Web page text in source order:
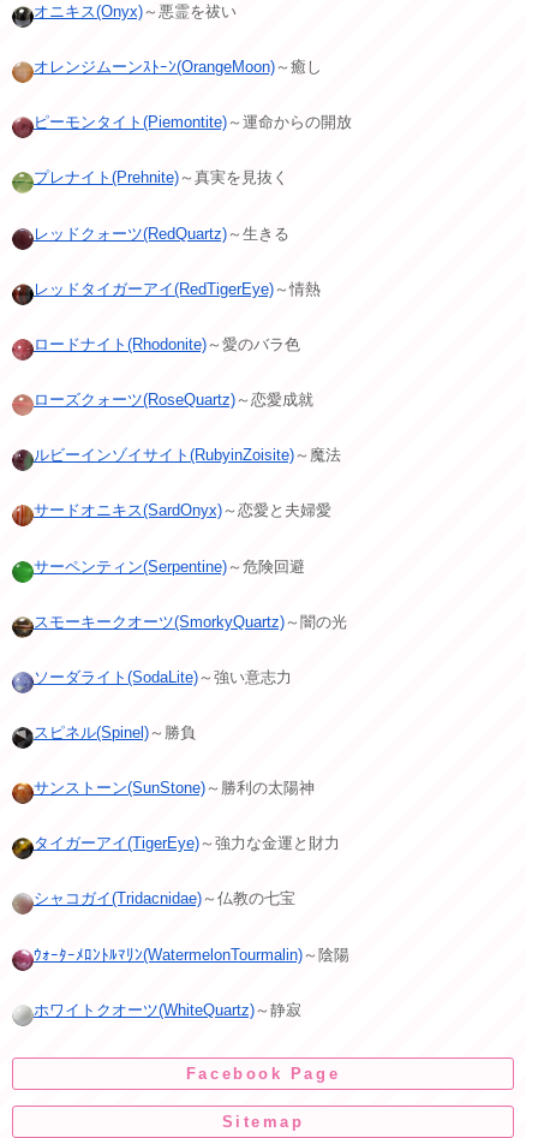
オニキス(Onyx)～悪霊を祓い
オレンジムーンｽﾄｰﾝ(OrangeMoon)～癒し
ピーモンタイト(Piemontite)～運命からの開放
プレナイト(Prehnite)～真実を見抜く
レッドクォーツ(RedQuartz)～生きる
レッドタイガーアイ(RedTigerEye)～情熱
ロードナイト(Rhodonite)～愛のバラ色
ローズクォーツ(RoseQuartz)～恋愛成就
ルビーインゾイサイト(RubyinZoisite)～魔法
サードオニキス(SardOnyx)～恋愛と夫婦愛
サーペンティン(Serpentine)～危険回避
スモーキークオーツ(SmorkyQuartz)～闇の光
ソーダライト(SodaLite)～強い意志力
スピネル(Spinel)～勝負
サンストーン(SunStone)～勝利の太陽神
タイガーアイ(TigerEye)～強力な金運と財力
シャコガイ(Tridacnidae)～仏教の七宝
ｳｫｰﾀｰﾒﾛﾝﾄﾙﾏﾘﾝ(WatermelonTourmalin)～陰陽
ホワイトクオーツ(WhiteQuartz)～静寂
Facebook Page
Sitemap